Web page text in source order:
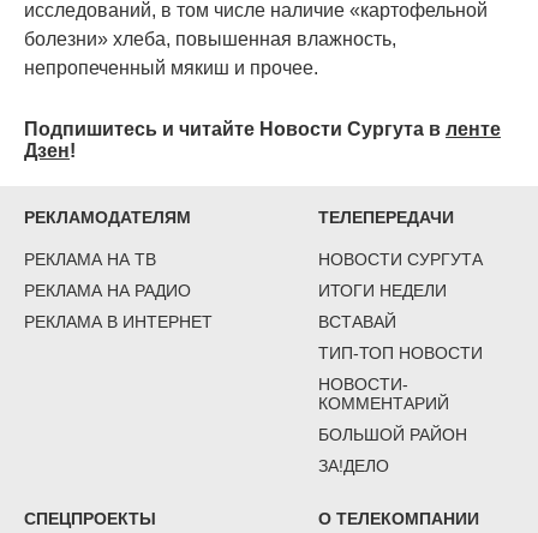
исследований, в том числе наличие «картофельной
болезни» хлеба, повышенная влажность,
непропеченный мякиш и прочее.
Подпишитесь и читайте Новости Сургута в ленте
Дзен!
РЕКЛАМОДАТЕЛЯМ
РЕКЛАМА НА ТВ
РЕКЛАМА НА РАДИО
РЕКЛАМА В ИНТЕРНЕТ
ТЕЛЕПЕРЕДАЧИ
НОВОСТИ СУРГУТА
ИТОГИ НЕДЕЛИ
ВСТАВАЙ
ТИП-ТОП НОВОСТИ
НОВОСТИ-
КОММЕНТАРИЙ
БОЛЬШОЙ РАЙОН
ЗА!ДЕЛО
СПЕЦПРОЕКТЫ О ТЕЛЕКОМПАНИИ